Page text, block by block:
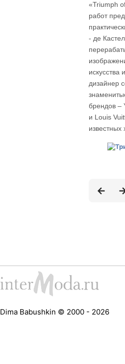
«Triumph
работ
- де
искусства
дизайнер
брендов –
и Louis
известных
Dima Babushkin © 2000 - 2026